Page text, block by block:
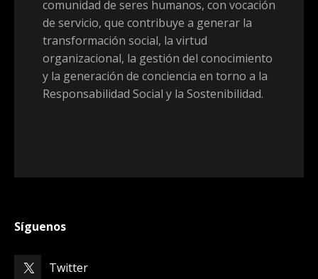
comunidad de seres humanos, con vocación
de servicio, que contribuye a generar la
transformación social, la virtud
organizacional, la gestión del conocimiento
y la generación de conciencia en torno a la
Responsabilidad Social y la Sostenibilidad.
Síguenos
Twitter